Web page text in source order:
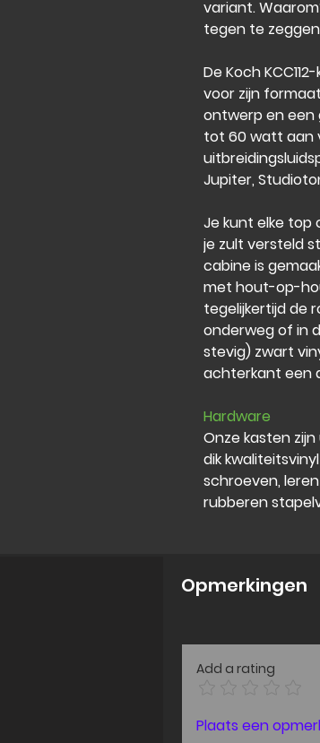
variant.
tegen te
De Koch
voor zijn
ontwerp en een
tot 60 watt aan
Jupiter,
Je kunt elke top
je zult versteld
cabine is
met hout-op-
tegelijkertijd de
onderweg of in
stevig) zwart
achterkant een
Hardware
Onze kasten
dik
schroeven,
rubberen
Opmerkingen
Add a rating
Plaats een